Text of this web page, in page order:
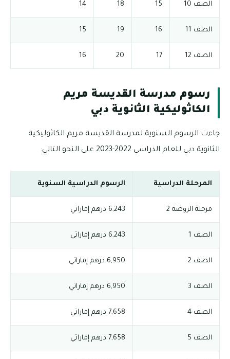
الصف 10 15
18
14
الصف 11 16
19
15
الصف 12 17
20
16
رسوم مدرسة القديسة مريم
الكاثوليكية الثانوية دبي
جاءت الرسوم السنوية لمدرسة القديسة مريم الكاثوليكية
الثانوية دبي للعام الدراسي 2022-2023 على النحو التالي:
المرحلة الدراسية الرسوم الدراسية السنوية
مرحلة الروضة 2 6,243 درهم إماراتي
الصف 1 6,243 درهم إماراتي
الصف 2 6,950 درهم إماراتي
الصف 3 6,950 درهم إماراتي
الصف 4 7,658 درهم إماراتي
الصف 5 7,658 درهم إماراتي